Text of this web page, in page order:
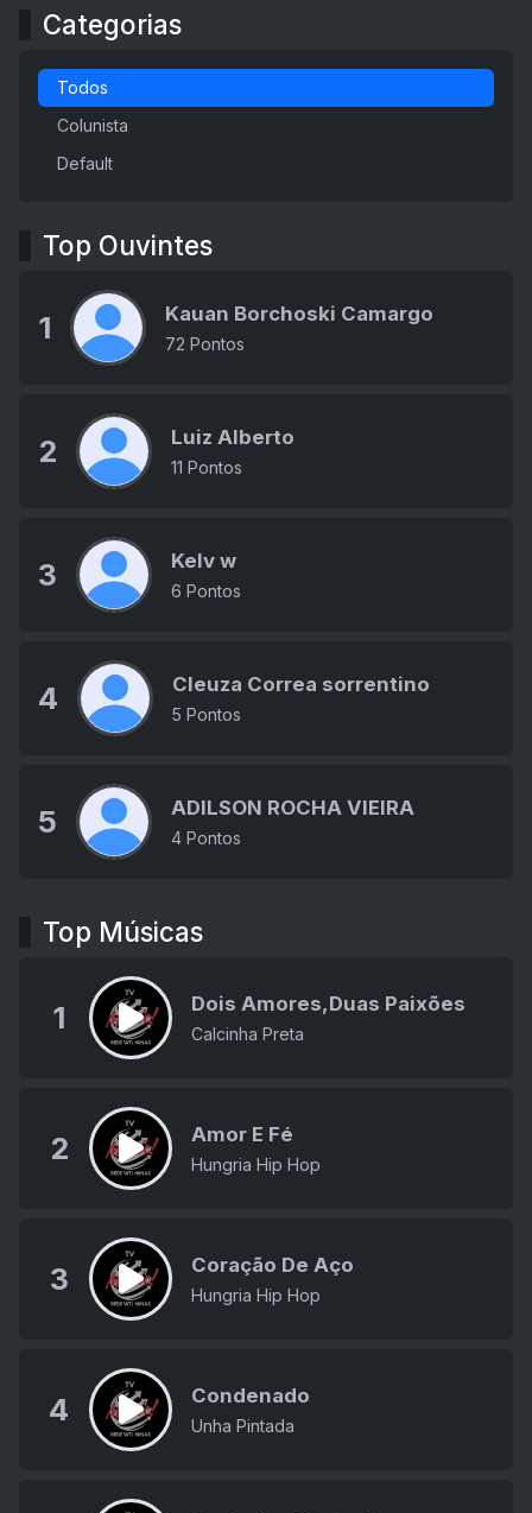
Categorias
Todos
Colunista
Default
Top Ouvintes
1 Kauan Borchoski Camargo
72 Pontos
2 Luiz Alberto
11 Pontos
3 Kelv w
6 Pontos
4 Cleuza Correa sorrentino
5 Pontos
5 ADILSON ROCHA VIEIRA
4 Pontos
Top Músicas
1 Dois Amores,Duas Paixões
Calcinha Preta
2 Amor E Fé
Hungria Hip Hop
3 Coração De Aço
Hungria Hip Hop
4 Condenado
Unha Pintada